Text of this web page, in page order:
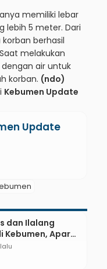
memiliki lebar
lebih 5 meter. Dari
berhasil
melakukan
dengan air untuk
korban. (ndo)
Kebumen Update
Update
dan Ilalang
Kebumen, Aparat
Api